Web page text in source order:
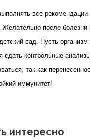
все рекомендации
Желательно после болезни
сад. Пусть
сдать контрольные
так как
иммунитет!
интересно